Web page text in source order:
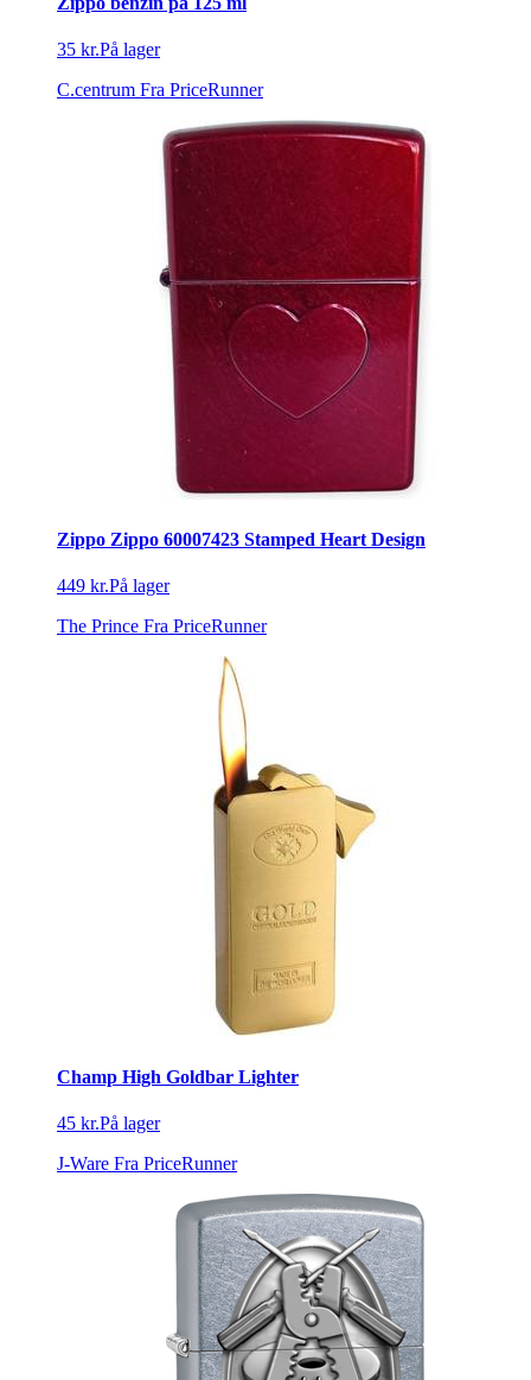
35 kr.På lager
C.centrum Fra PriceRunner
Zippo Zippo 60007423 Stamped Heart Design
449 kr.På lager
The Prince Fra PriceRunner
Champ High Goldbar Lighter
45 kr.På lager
J-Ware Fra PriceRunner